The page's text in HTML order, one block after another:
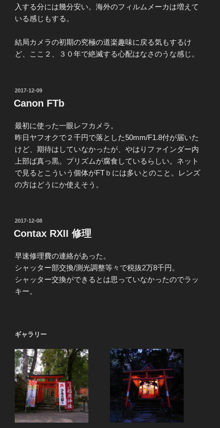
入する分には幾分安い。海外のフィルムメーカは増えて
いる感じもする。
結局カメラの初期の究極の道楽趣味に戻る気もするけ
ど、ここ２、３０年で絶滅する心配はなさのうな感じ。
投
稿
日:
2017-12-09
Canon FTb
最初に使った一眼レフカメラ。
昨日ヤフオクで２千円で落とした50mm/F1.8付が届いた
けど、期待はしていなかったが、やはりファインダー内
上部ば真っ黒。プリズムが腐食しているらしい。ネット
で見るとこういう個体がFTｂには多いとのこと。レンズ
の方はどうにか使えそう。
投
稿
日:
2017-12-08
Contax RXII 修理
早速修理費の連絡があった。
シャッター部交換/測光調整等々で税抜2万8千円。
シャッター交換ができるとは思っていなかったのでラッ
キー。
ギャラリー